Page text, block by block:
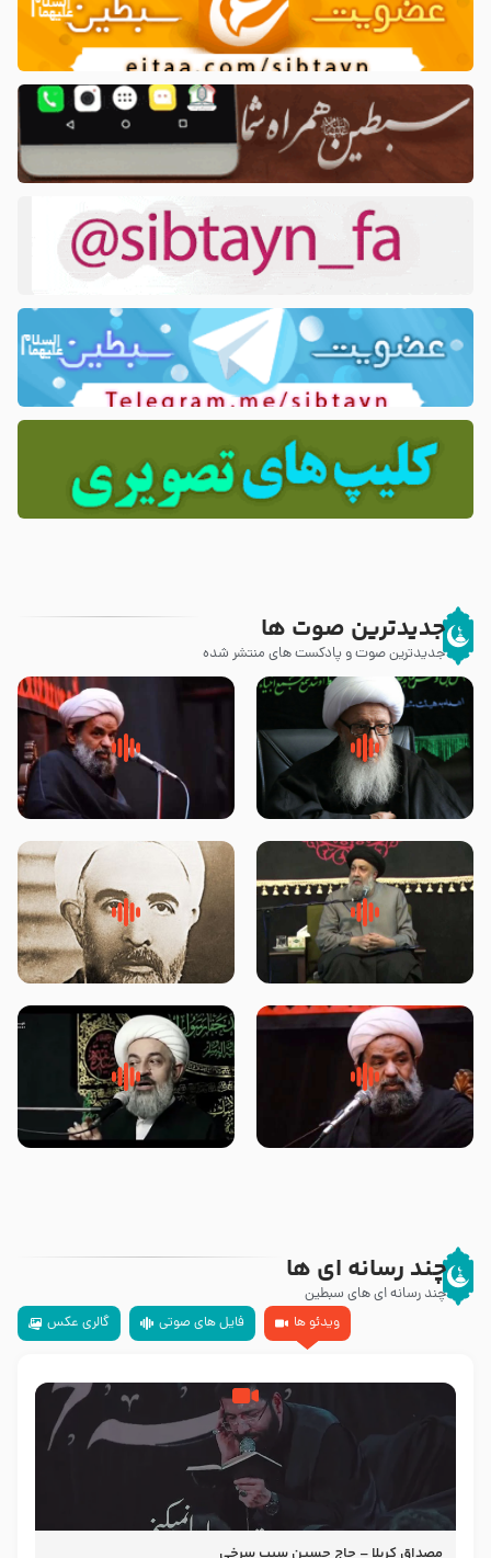
جدیدترین صوت ها
جدیدترین صوت و پادکست های منتشر شده
زوّار اربعین امام حسین (علیه
السلام) با این اشتیاق به زیارت
روضه جانسوز پاره های جگر امام
حسن مجتبی علیه السلام-حجت
لقب حضرت رقیه سلام الله علیها به
چه معناست – حجت الاسلام علوی
روضه‌ی مجلس یزید ملعون و
اسارت اهل‌بیت علیهم‌السلام –
محدث زاده
سلام جوانی که امام حسین علیه
السلام خودش جوابش را دادند
زیارتی که اسباب رزق زیاد و عمر
طولانی است حجت السلام حسین
چند رسانه ای ها
چند رسانه ای های سبطین
ویدئو ها
فایل های صوتی گالری عکس
مصداق کربلا – حاج حسین سیب سرخی